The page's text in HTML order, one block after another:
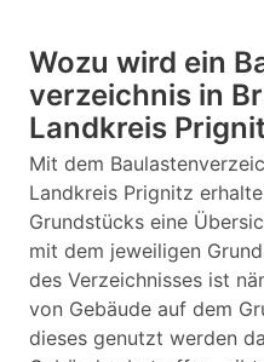
Wozu wird ein
verzeichnis in
Landkreis
Mit dem
Landkreis Prignitz
Grundstücks eine
mit dem jeweiligen
des Verzeichnisses ist
von Gebäude auf dem
dieses genutzt werden